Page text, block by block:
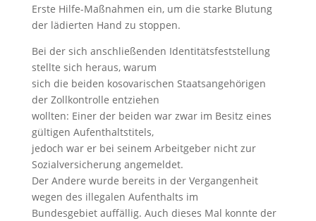
Erste Hilfe-Maßnahmen ein, um die starke Blutung
der lädierten Hand zu stoppen.
Bei der sich anschließenden Identitätsfeststellung
stellte sich heraus, warum
sich die beiden kosovarischen Staatsangehörigen
der Zollkontrolle entziehen
wollten: Einer der beiden war zwar im Besitz eines
gültigen Aufenthaltstitels,
jedoch war er bei seinem Arbeitgeber nicht zur
Sozialversicherung angemeldet.
Der Andere wurde bereits in der Vergangenheit
wegen des illegalen Aufenthalts im
Bundesgebiet auffällig. Auch dieses Mal konnte der